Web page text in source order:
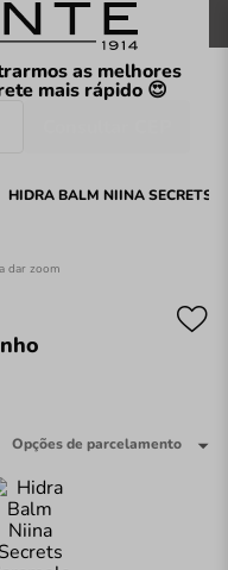
partir de R$199
as melhores
mais rápido 😍
HIDRA BALM NIINA SECRETS
dar zoom
Opções de parcelamento